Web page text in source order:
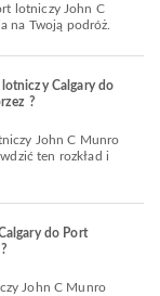
lotniczy John C
na Twoją podróż.
Calgary do
?
ten rozkład i
do Port